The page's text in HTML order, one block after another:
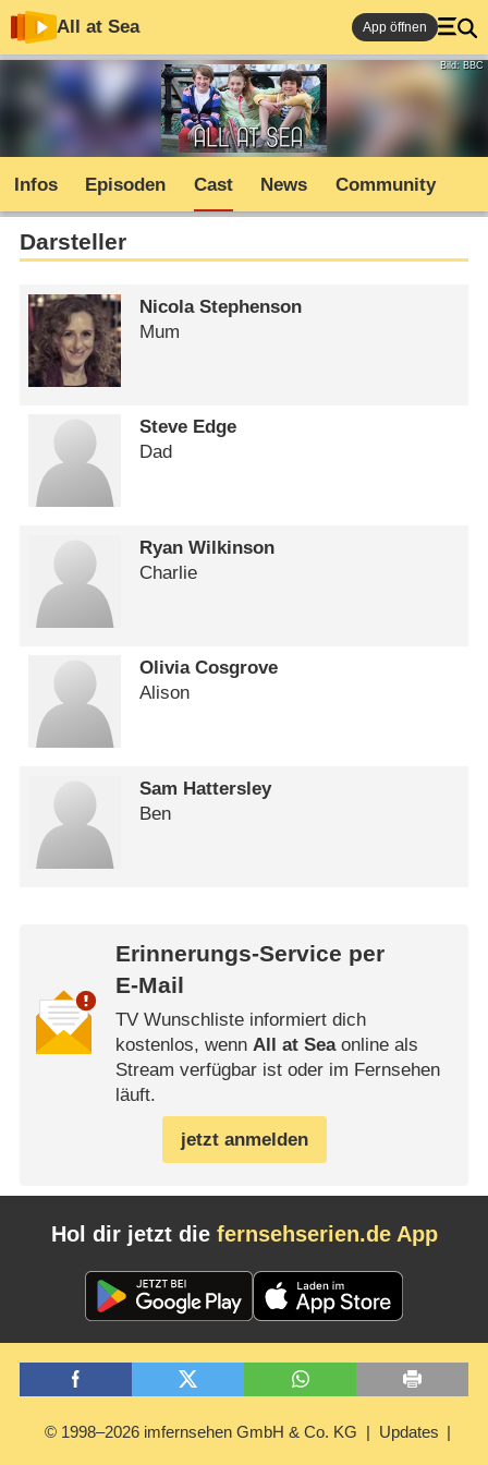
All at Sea App öffnen
Bild: BBC
Infos Episoden Cast News Community
Darsteller
Nicola Stephenson
Mum
Steve Edge
Dad
Ryan Wilkinson
Charlie
Olivia Cosgrove
Alison
Sam Hattersley
Ben
Erinnerungs-Service per
E-Mail
TV Wunschliste informiert dich
kostenlos, wenn All at Seaonline als
Stream verfügbar ist oder im Fernsehen
läuft.
jetzt anmelden
Hol dir jetzt die fernsehserien.de App
© 1998–2026 imfernsehen GmbH & Co. KG Updates